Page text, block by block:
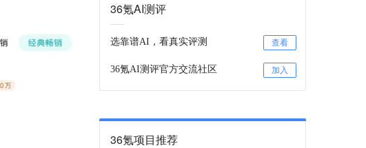
36氪AI测评
选靠谱AI，看真实评测 查看
36氪AI测评官方交流社区 加入
36氪项目推荐